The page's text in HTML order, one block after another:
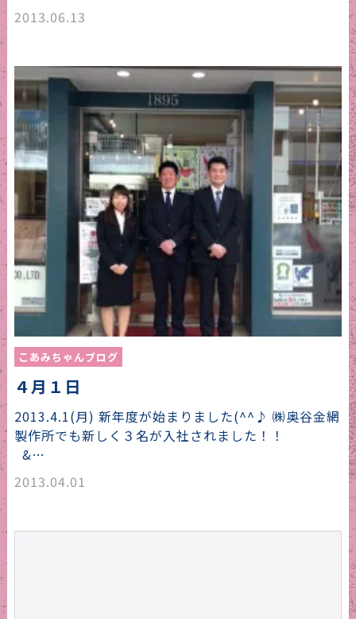
2013.06.13
こあみちゃんブログ
４月１日
2013.4.1(月) 新年度が始まりました(^^♪ ㈱奥谷金網
製作所でも新しく３名が入社されました！！
&…
2013.04.01